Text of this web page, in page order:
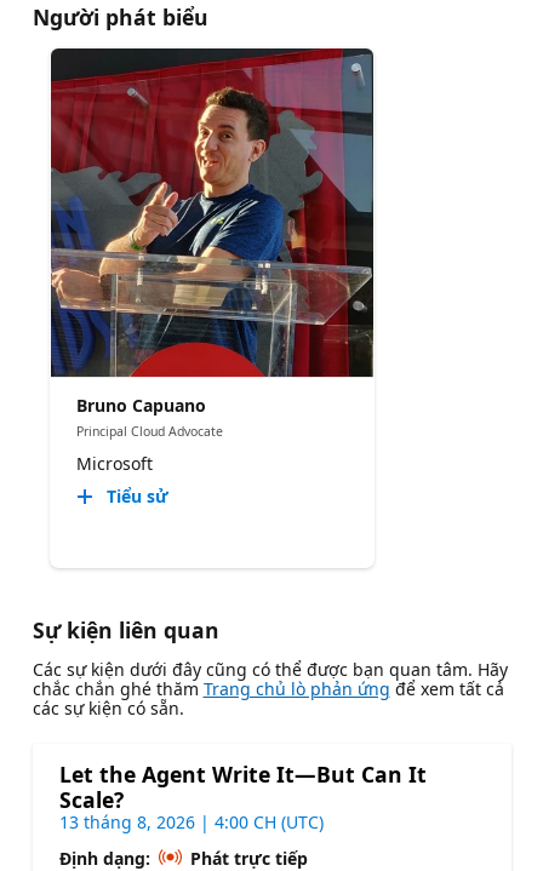
Người phát biểu
Bruno Capuano
Principal Cloud Advocate
Microsoft
Tiểu sử
Sự kiện liên quan
Các sự kiện dưới đây cũng có thể được bạn quan tâm. Hãy
chắc chắn ghé thăm Trang chủ lò phản ứng để xem tất cả
các sự kiện có sẵn.
Let the Agent Write It—But Can It
Scale?
13 tháng 8, 2026 | 4:00 CH (UTC)
Định dạng:
Phát trực tiếp